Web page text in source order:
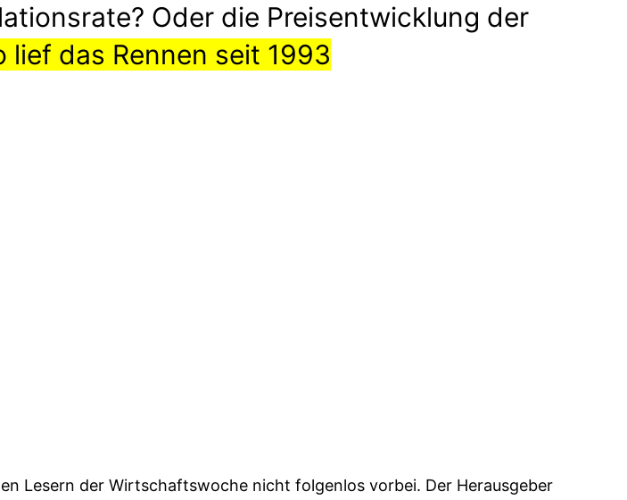
Oder die Preisentwicklung der
lief das Rennen seit 1993
Lesern der Wirtschaftswoche nicht folgenlos vorbei. Der Herausgeber